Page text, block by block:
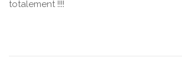
totalement !!!!